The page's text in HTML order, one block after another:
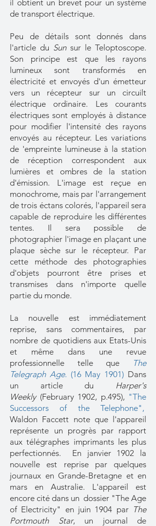
il obtient un brevet pour un système
de transport électrique.
Peu de détails sont donnés dans
l'article du Sunsur le Teloptoscope.
Son principe est que les rayons
lumineux sont transformés en
électricité et envoyés d'un émetteur
vers un récepteur sur un circuilt
électrique ordinaire. Les courants
électriques sont employés à distance
pour modifier l'intensité des rayons
envoyés au récepteur. Les variations
de 'empreinte lumineuse à la station
de réception correspondent aux
lumières et ombres de la station
d'émission. L'image est reçue en
monochrome, mais par l'arrangement
de trois éctans colorés, l'appareil sera
capable de reproduire les différentes
tentes. Il sera possible de
photographier l'image en plaçant une
plaque sèche sur le récepteur. Par
cette méthode des photographies
d'objets pourront être prises et
transmises dans n'importe quelle
partie du monde.
La nouvelle est immédiatement
reprise, sans commentaires, par
nombre de quotidiens aux Etats-Unis
et même dans une revue
professionnelle telle que
The
Telegraph Age. (16 May 1901) Dans
un article du Harper's
Weekly(February 1902, p.495), "The
Successors of the Telephone" ,
Waldon Faccett note que l'appareil
représente un progrès par rapport
aux télégraphes imprimants les plus
perfectionnés. En janvier 1902 la
nouvelle est reprise par quelques
journaux en Grande-Bretagne et en
mars en Australie. L'appareil est
encore cité dans un dossier "The Age
of Electricity" en juin 1904 par The
Portmouth Star, un journal de